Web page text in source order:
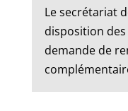
Le secrétariat
disposition
demande de